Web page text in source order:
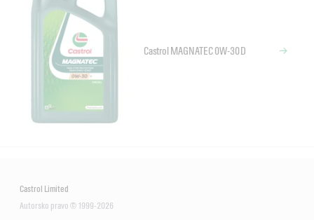
Castrol MAGNATEC 0W-30 D
Castrol Limited
Autorsko pravo © 1999-2026